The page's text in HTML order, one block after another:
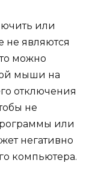
или
не являются
можно
мыши на
отключения
не
или
негативно
компьютера.